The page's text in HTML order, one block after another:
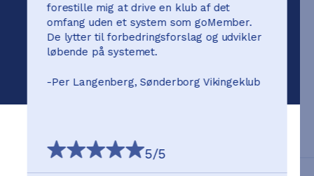
forestille mig at drive en klub af det
omfang uden et system som goMember.
De lytter til forbedringsforslag og udvikler
løbende på systemet.
-Per Langenberg, Sønderborg Vikingeklub
5/5